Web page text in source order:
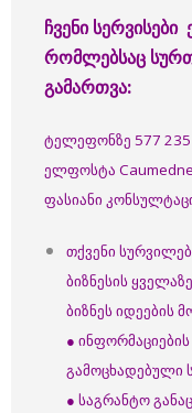
ჩვენი სერვისები
რომლებსაც
გამართვა:
ტელეფონზე 577 235
ელფოსტა
ფასიანი
თქვენი
ბიზნესის
ბიზნეს იდეების
●
გამოცხადებული
● საგრანტო